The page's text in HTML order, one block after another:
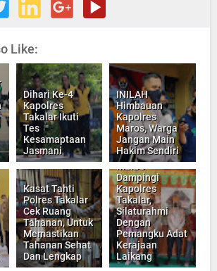
Like:
Dihari Ke-4
Kapolres
Takalar Ikuti
Tes
Kesamaptaan
Jasmani
INILAH
Himbauan
Kapolres
Maros, Warga
Jangan Main
Hakim Sendiri
Kasat Tahti
Polres Takalar
Cek Ruang
Tahanan, Untuk
Memastikan
Tahanan Sehat
Dan Lengkap
Kapolsek
Marbo
Dampingi
Kapolres
Takalar,
Silaturahmi
Dengan
Pemangku Adat
Kerajaan
Laikang